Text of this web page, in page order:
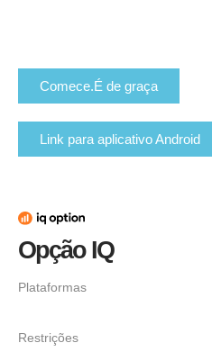
Comece.É de graça
Link para aplicativo Android
Opção IQ
Plataformas
Restrições